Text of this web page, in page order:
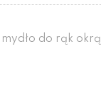
do rąk